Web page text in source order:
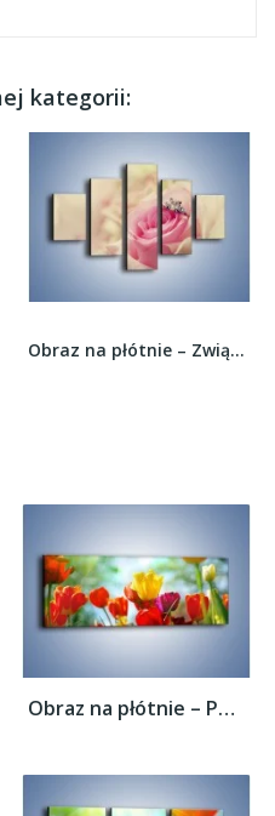
kategorii:
Obraz na płótnie – Związek z różą na zawsze –...
Obraz na płótnie – Pole polskich tulipanów...